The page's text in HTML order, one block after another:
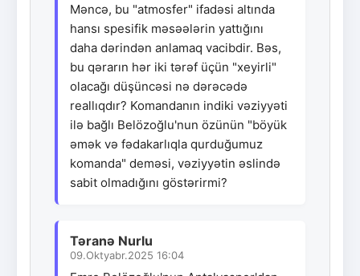
Məncə, bu "atmosfer" ifadəsi altında
hansı spesifik məsəələrin yattığını
daha dərindən anlamaq vacibdir. Bəs,
bu qərarın hər iki tərəf üçün "xeyirli"
olacağı düşüncəsi nə dərəcədə
reallıqdır? Komandanın indiki vəziyyəti
ilə bağlı Belözoğlu'nun özünün "böyük
əmək və fədakarlıqla qurduğumuz
komanda" deməsi, vəziyyətin əslində
sabit olmadığını göstərirmi?
Təranə Nurlu
09.Oktyabr.2025 16:04